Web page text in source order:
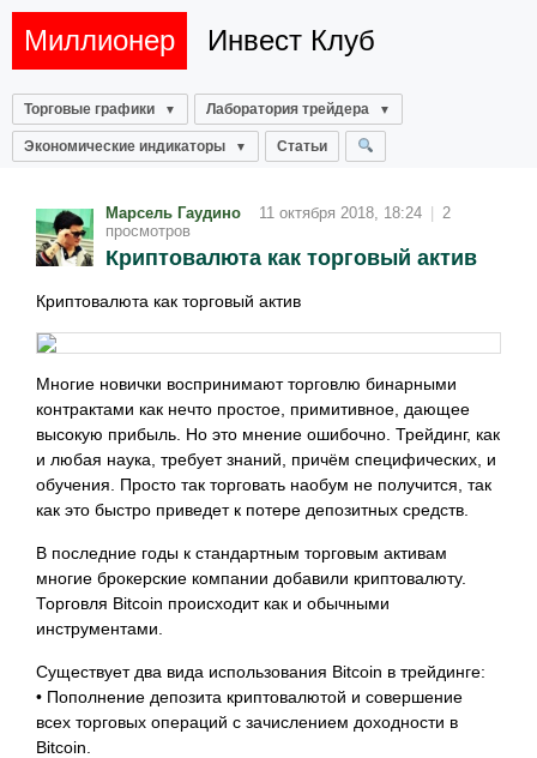
Миллионер Инвест Клуб
Торговые графики Лаборатория трейдера
Экономические индикаторы Статьи
Марсель Гаудино 11 октября 2018, 18:24
2
просмотров
Криптовалюта как торговый актив
Криптовалюта как торговый актив
Многие новички воспринимают торговлю бинарными
контрактами как нечто простое, примитивное, дающее
высокую прибыль. Но это мнение ошибочно. Трейдинг, как
и любая наука, требует знаний, причём специфических, и
обучения. Просто так торговать наобум не получится, так
как это быстро приведет к потере депозитных средств.
В последние годы к стандартным торговым активам
многие брокерские компании добавили криптовалюту.
Торговля Bitcoin происходит как и обычными
инструментами.
Существует два вида использования Bitcoin в трейдинге:
• Пополнение депозита криптовалютой и совершение
всех торговых операций с зачислением доходности в
Bitcoin.